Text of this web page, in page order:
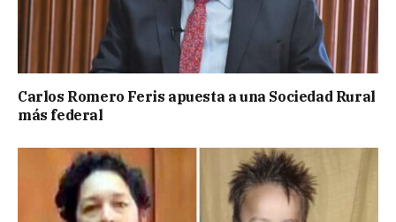
Carlos Romero Feris apuesta a una Sociedad Rural
más federal